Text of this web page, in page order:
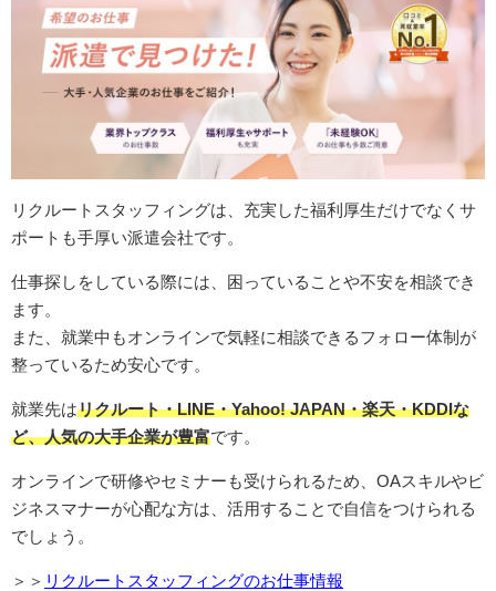
リクルートスタッフィングは、充実した福利厚生だけでなくサ
ポートも手厚い派遣会社です。
仕事探しをしている際には、困っていることや不安を相談でき
ます。
また、就業中もオンラインで気軽に相談できるフォロー体制が
整っているため安心です。
就業先はリクルート・LINE・Yahoo! JAPAN・楽天・KDDIな
ど、人気の大手企業が豊富です。
オンラインで研修やセミナーも受けられるため、OAスキルやビ
ジネスマナーが心配な方は、活用することで自信をつけられる
でしょう。
＞＞ リクルートスタッフィングのお仕事情報